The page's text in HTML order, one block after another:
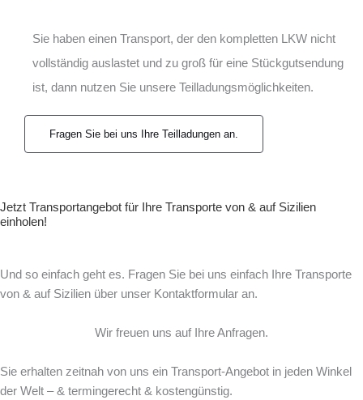
Sie haben einen Transport, der den kompletten LKW nicht
vollständig auslastet und zu groß für eine Stückgutsendung
ist, dann nutzen Sie unsere Teilladungsmöglichkeiten.
Fragen Sie bei uns Ihre Teilladungen an.
Jetzt Transportangebot für Ihre Transporte von & auf Sizilien
einholen!
Und so einfach geht es. Fragen Sie bei uns einfach Ihre Transporte
von & auf Sizilien über unser Kontaktformular an.
Wir freuen uns auf Ihre Anfragen.
Sie erhalten zeitnah von uns ein Transport-Angebot in jeden Winkel
der Welt – & termingerecht & kostengünstig.